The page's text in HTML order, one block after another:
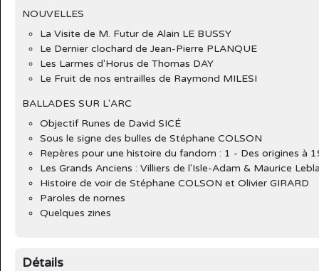
NOUVELLES
La Visite de M. Futur de Alain LE BUSSY
Le Dernier clochard de Jean-Pierre PLANQUE
Les Larmes d'Horus de Thomas DAY
Le Fruit de nos entrailles de Raymond MILESI
BALLADES SUR L'ARC
Objectif Runes de David SICÉ
Sous le signe des bulles de Stéphane COLSON
Repères pour une histoire du fandom : 1 - Des origines à
Les Grands Anciens : Villiers de l'Isle-Adam & Maurice
Histoire de voir de Stéphane COLSON et Olivier GIRARD
Paroles de nornes
Quelques zines
Détails